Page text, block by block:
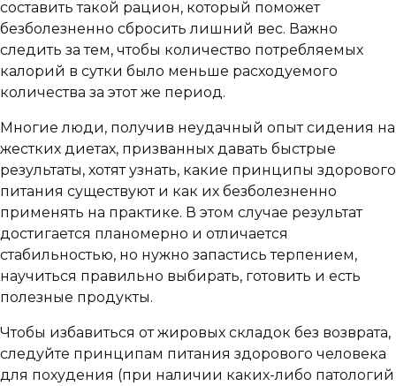
составить такой рацион, который поможет
безболезненно сбросить лишний вес. Важно
следить за тем, чтобы количество потребляемых
калорий в сутки было меньше расходуемого
количества за этот же период.
Многие люди, получив неудачный опыт сидения на
жестких диетах, призванных давать быстрые
результаты, хотят узнать, какие принципы здорового
питания существуют и как их безболезненно
применять на практике. В этом случае результат
достигается планомерно и отличается
стабильностью, но нужно запастись терпением,
научиться правильно выбирать, готовить и есть
полезные продукты.
Чтобы избавиться от жировых складок без возврата,
следуйте принципам питания здорового человека
для похудения (при наличии каких-либо патологий